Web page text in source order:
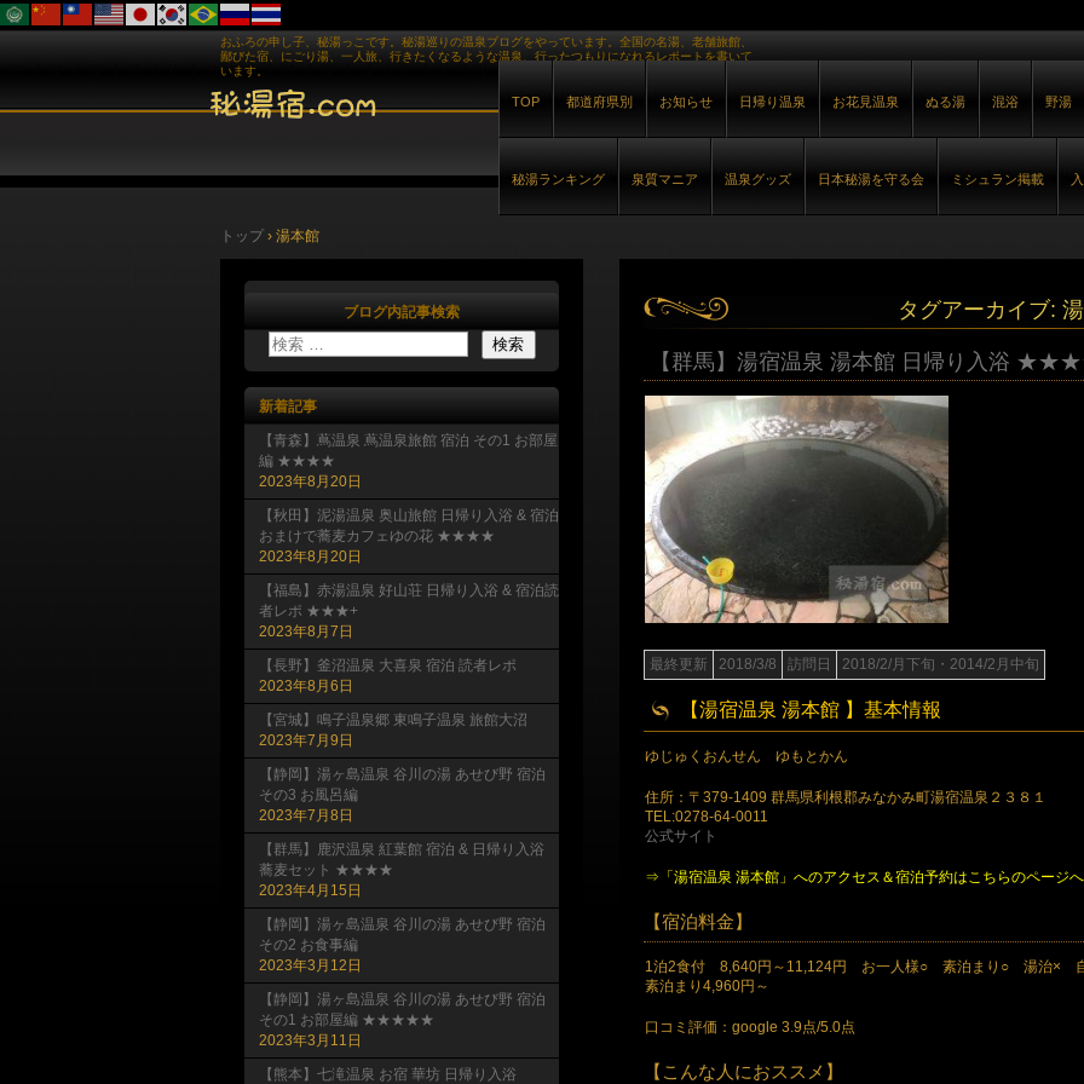
おふろの申し子、秘湯っこです。秘湯巡りの温泉ブログをやっています。全国の名湯、老舗旅館、
鄙びた宿、にごり湯、一人旅、行きたくなるような温泉、行ったつもりになれるレポートを書いて
います。
TOP 都道府県別 お知らせ 日帰り温泉 お花見温泉 ぬる湯 混浴 野湯
秘湯ランキング 泉質マニア 温泉グッズ 日本秘湯を守る会 ミシュラン掲載
トップ › 湯本館
タグアーカイブ:
【群馬】湯宿温泉 湯本館 日帰り入浴
最終更新 2018/3/8 訪問日 2018/2/月下旬・2014/2月中旬
【湯宿温泉 湯本館 】基本情報
ゆじゅくおんせん ゆもとかん
住所：〒379-1409 群馬県利根郡みなかみ町湯宿温泉２３８１
TEL:0278-64-0011
公式サイト
⇒「湯宿温泉 湯本館」へのアクセス＆宿泊予約はこちらのページへ
【宿泊料金】
1泊2食付 8,640円～11,124円 お一人様○ 素泊まり○ 湯治×
素泊まり4,960円～
口コミ評価：google 3.9点/5.0点
【こんな人におススメ】
ブログ内記事検索
新着記事
【青森】蔦温泉 蔦温泉旅館 宿泊 その1 お部屋
編 ★★★★
2023年8月20日
【秋田】泥湯温泉 奥山旅館 日帰り入浴 & 宿泊
おまけで蕎麦カフェゆの花 ★★★★
2023年8月20日
【福島】赤湯温泉 好山荘 日帰り入浴 & 宿泊読
者レポ ★★★+
2023年8月7日
【長野】釜沼温泉 大喜泉 宿泊 読者レポ
2023年8月6日
【宮城】鳴子温泉郷 東鳴子温泉 旅館大沼
2023年7月9日
【静岡】湯ヶ島温泉 谷川の湯 あせび野 宿泊
その3 お風呂編
2023年7月8日
【群馬】鹿沢温泉 紅葉館 宿泊 & 日帰り入浴
蕎麦セット ★★★★
2023年4月15日
【静岡】湯ヶ島温泉 谷川の湯 あせび野 宿泊
その2 お食事編
2023年3月12日
【静岡】湯ヶ島温泉 谷川の湯 あせび野 宿泊
その1 お部屋編 ★★★★★
2023年3月11日
【熊本】七滝温泉 お宿 華坊 日帰り入浴